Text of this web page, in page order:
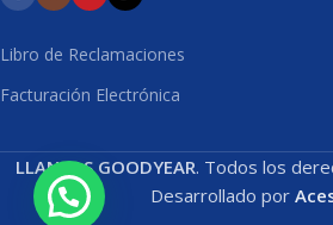
Libro de Reclamaciones
Facturación Electrónica
LLANTAS GOODYEAR. Todos los
Desarrollado por